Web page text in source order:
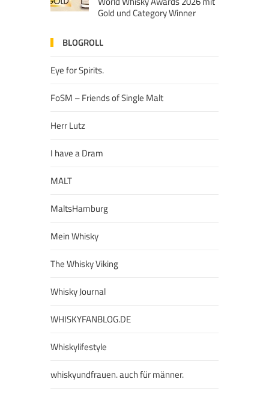
Gold und Category Winner
BLOGROLL
Eye for Spirits.
FoSM – Friends of Single Malt
Herr Lutz
I have a Dram
MALT
MaltsHamburg
Mein Whisky
The Whisky Viking
Whisky Journal
WHISKYFANBLOG.DE
Whiskylifestyle
whiskyundfrauen. auch für männer.